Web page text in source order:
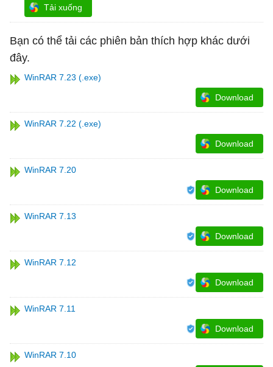
Tải xuống
Bạn có thể tải các phiên bản thích hợp khác dưới
đây.
WinRAR 7.23 (.exe)
Download
WinRAR 7.22 (.exe)
Download
WinRAR 7.20
Download
WinRAR 7.13
Download
WinRAR 7.12
Download
WinRAR 7.11
Download
WinRAR 7.10